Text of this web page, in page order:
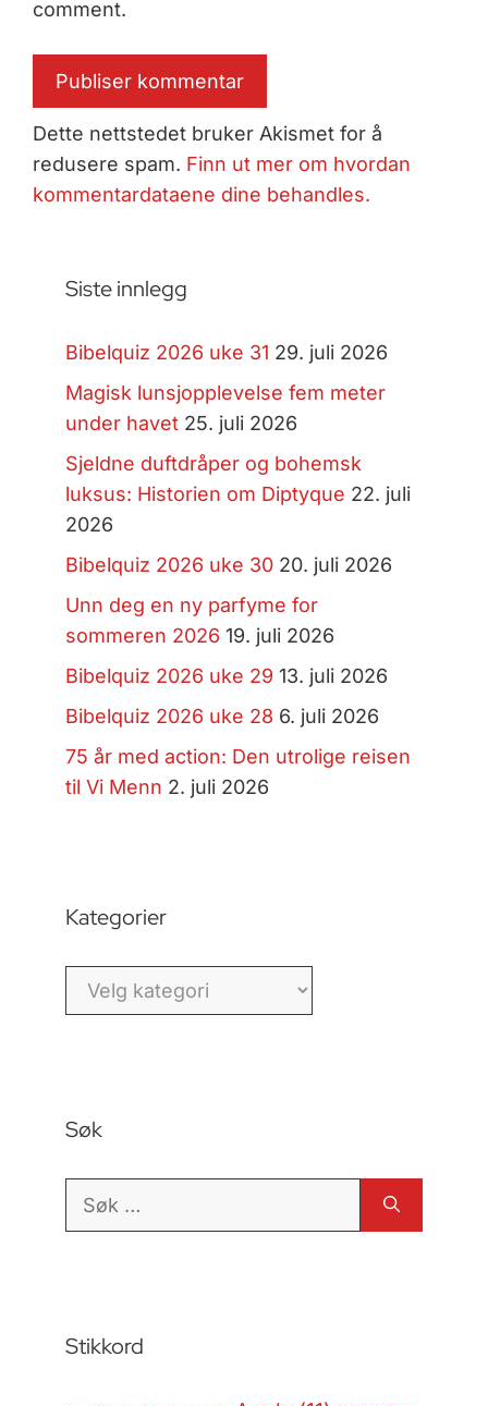
comment.
Dette nettstedet bruker Akismet for å
redusere spam. Finn ut mer om hvordan
kommentardataene dine behandles.
Siste innlegg
Bibelquiz 2026 uke 31 29. juli 2026
Magisk lunsjopplevelse fem meter
under havet 25. juli 2026
Sjeldne duftdråper og bohemsk
luksus: Historien om Diptyque 22. juli
2026
Bibelquiz 2026 uke 30 20. juli 2026
Unn deg en ny parfyme for
sommeren 2026 19. juli 2026
Bibelquiz 2026 uke 29 13. juli 2026
Bibelquiz 2026 uke 28 6. juli 2026
75 år med action: Den utrolige reisen
til Vi Menn 2. juli 2026
Kategorier
Kategorier
Søk
Søk
Stikkord